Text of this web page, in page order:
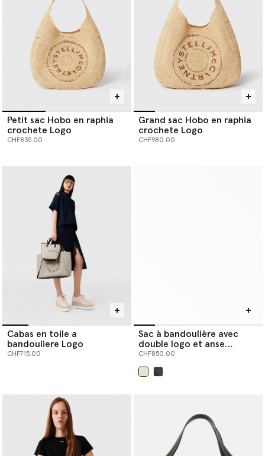
Petit sac Hobo en raphia
crochete Logo
CHF835.00
Grand sac Hobo en raphia
crochete Logo
CHF980.00
Cabas en toile a
bandouliere Logo
CHF715.00
Sac à bandoulière avec
double logo et anse
supérieure
CHF850.00